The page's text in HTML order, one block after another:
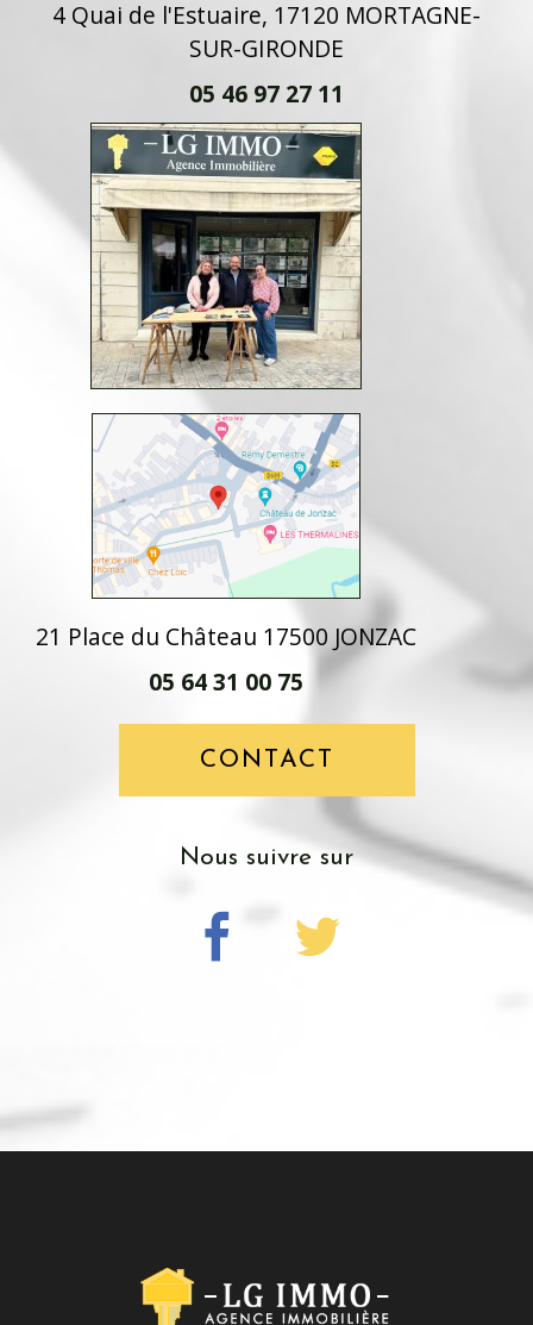
4 Quai de l'Estuaire, 17120 MORTAGNE-
SUR-GIRONDE
05 46 97 27 11
21 Place du Château 17500 JONZAC
05 64 31 00 75
CONTACT
Nous suivre sur